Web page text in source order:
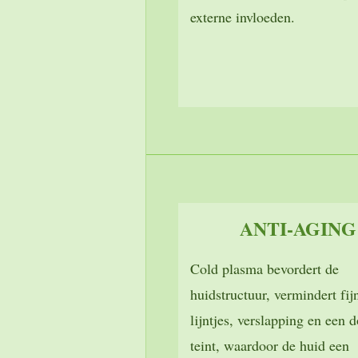
externe invloeden.
ANTI-AGING
Cold plasma bevordert de
huidstructuur, vermindert
lijntjes, verslapping en een
teint, waardoor de huid een